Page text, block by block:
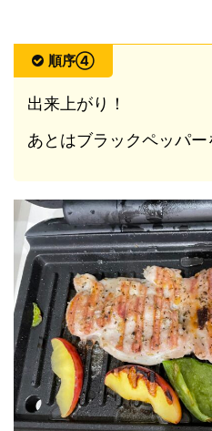
順序④
出来上がり！
あとはブラックペッパー